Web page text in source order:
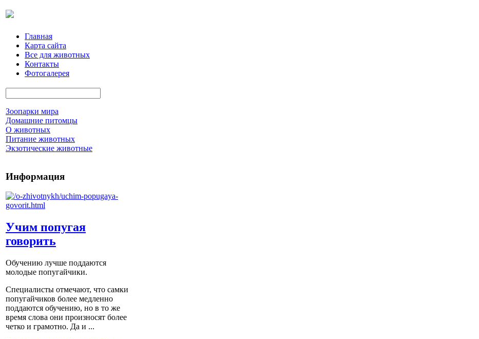
Главная
Карта сайта
Все для животных
Контакты
Фотогалерея
Зоопарки мира
Домашние питомцы
О животных
Питание животных
Экзотические животные
Информация
Учим попугая
говорить
Обучению лучше поддаются
молодые попугайчики.
Специалисты отмечают, что самки
попугайчиков более медленно
поддаются обучению, но в то же
время слова они произносят более
четко и грамотно. Да и ...